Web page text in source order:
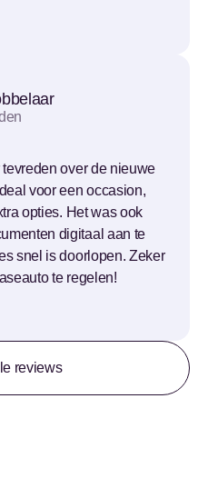
reviews
over de nieuwe
voor een occasion,
opties. Het was ook
digitaal aan te
snel is doorlopen. Zeker
te regelen!